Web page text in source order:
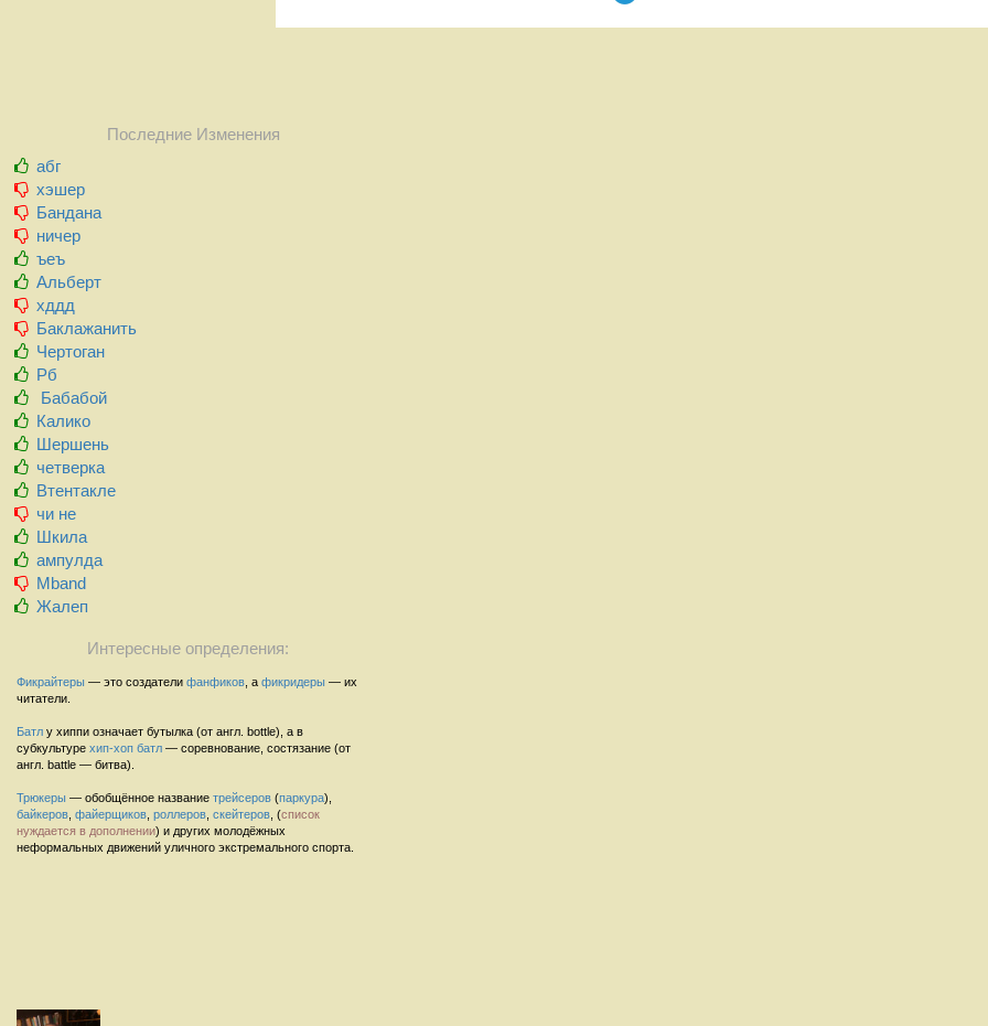
Последние Изменения
абг
хэшер
Бандана
ничер
ъеъ
Альберт
хддд
Баклажанить
Чертоган
Рб
Бабабой
Калико
Шершень
четверка
Втентакле
чи не
Шкила
ампулда
Mband
Жалеп
Интересные определения:
Фикрайтеры — это создатели фанфиков , а фикридеры — их
читатели.
Батл у хиппи означает бутылка (от англ. bottle), а в
субкультуре хип-хоп батл — соревнование, состязание (от
англ. battle — битва).
Трюкеры — обобщённое название трейсеров (паркура),
байкеров файерщиков роллеров скейтеров , (список
нуждается в дополнении) и других молодёжных
неформальных движений уличного экстремального спорта.